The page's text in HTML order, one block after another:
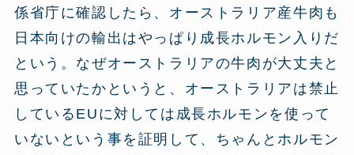
係省庁に確認したら、オーストラリア産牛肉も
日本向けの輸出はやっぱり成長ホルモン入りだ
という。なぜオーストラリアの牛肉が大丈夫と
思っていたかというと、オーストラリアは禁止
しているEUに対しては成長ホルモンを使って
いないという事を証明して、ちゃんとホルモン